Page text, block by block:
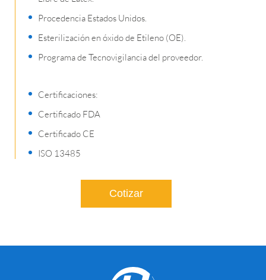
Procedencia Estados Unidos.
Esterilización en óxido de Etileno (OE).
Programa de Tecnovigilancia del proveedor.
Certificaciones:
Certificado FDA
Certificado CE
ISO 13485
Cotizar